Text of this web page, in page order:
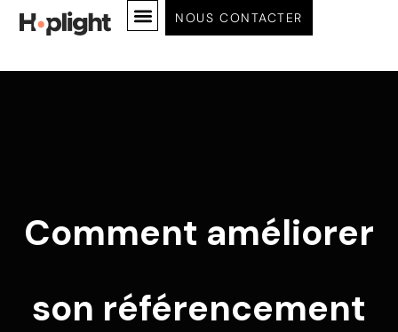
NOUS CONTACTER
Comment améliorer
son référencement